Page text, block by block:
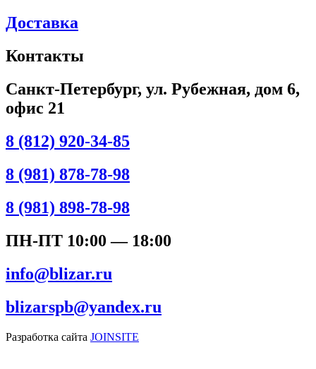
Доставка
Контакты
Санкт-Петербург, ул. Рубежная, дом 6,
офис 21
8 (812) 920-34-85
8 (981) 878-78-98
8 (981) 898-78-98
ПН-ПТ 10:00 — 18:00
info@blizar.ru
blizarspb@yandex.ru
Разработка сайта JOINSITE